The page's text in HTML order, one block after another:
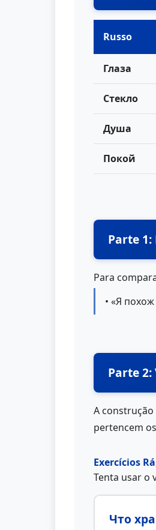
Russo
Глаза
Стекло
Душа
Покой
Parte
Para
• «Я похож
Parte
A construção
pertencem
Exercícios
Tenta usar o
Что